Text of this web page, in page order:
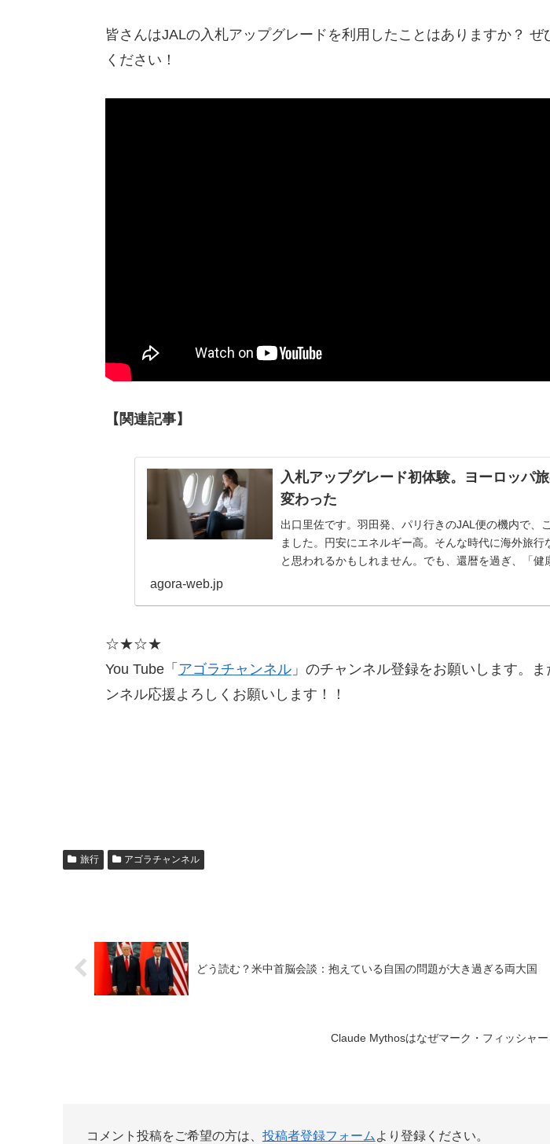
皆さんはJALの入札アップグレードを利用したことはありますか？ ぜ
ください！
【関連記事】
入札アップグレード初体験。ヨーロッパ
変わった
出口里佐です。羽田発、パリ行きのJAL便の機内で、
ました。円安にエネルギー高。そんな時代に海外旅行
と思われるかもしれません。でも、還暦を過ぎ、「健
agora-web.jp
☆★☆★
You Tube「 アゴラチャンネル」のチャンネル登録をお願いします。
ンネル応援よろしくお願いします！！
旅行 アゴラチャンネル
どう読む？米中首脳会談：抱えている自国の問題が大き過ぎる両大国
Claude Mythosはなぜマーク・フィッシャ
コメント投稿をご希望の方は、 投稿者登録フォームより登録ください。